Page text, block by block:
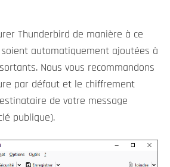
Thunderbird de manière à ce
automatiquement ajoutées à
Nous vous recommandons
par défaut et le chiffrement
de votre message
publique).